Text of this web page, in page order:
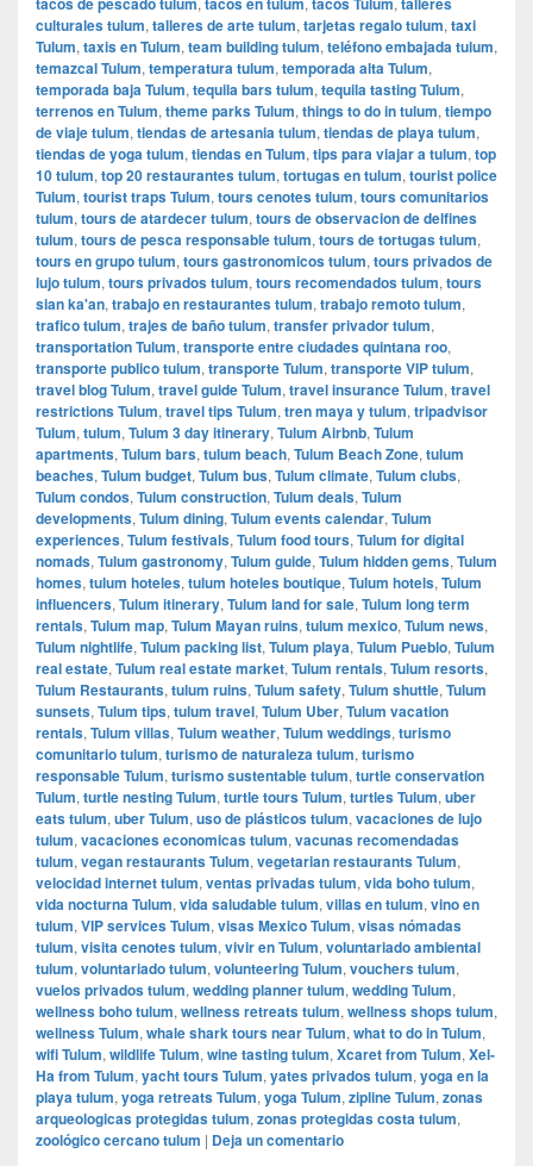
culturales tulum, talleres de arte tulum, tarjetas regalo tulum, taxi
Tulum, taxis en Tulum, team building tulum, teléfono embajada tulum,
temazcal Tulum, temperatura tulum, temporada alta Tulum,
temporada baja Tulum, tequila bars tulum, tequila tasting Tulum,
terrenos en Tulum, theme parks Tulum, things to do in tulum, tiempo
de viaje tulum, tiendas de artesania tulum, tiendas de playa tulum,
tiendas de yoga tulum, tiendas en Tulum, tips para viajar a tulum, top
10 tulum, top 20 restaurantes tulum, tortugas en tulum, tourist police
Tulum, tourist traps Tulum, tours cenotes tulum, tours comunitarios
tulum, tours de atardecer tulum, tours de observacion de delfines
tulum, tours de pesca responsable tulum, tours de tortugas tulum,
tours en grupo tulum, tours gastronomicos tulum, tours privados de
lujo tulum, tours privados tulum, tours recomendados tulum, tours
sian ka'an, trabajo en restaurantes tulum, trabajo remoto tulum,
trafico tulum, trajes de baño tulum, transfer privador tulum,
transportation Tulum, transporte entre ciudades quintana roo,
transporte publico tulum, transporte Tulum, transporte VIP tulum,
travel blog Tulum, travel guide Tulum, travel insurance Tulum, travel
restrictions Tulum, travel tips Tulum, tren maya y tulum, tripadvisor
Tulum, tulum, Tulum 3 day itinerary, Tulum Airbnb, Tulum
apartments, Tulum bars, tulum beach, Tulum Beach Zone, tulum
beaches, Tulum budget, Tulum bus, Tulum climate, Tulum clubs,
Tulum condos, Tulum construction, Tulum deals, Tulum
developments, Tulum dining, Tulum events calendar, Tulum
experiences, Tulum festivals, Tulum food tours, Tulum for digital
nomads, Tulum gastronomy, Tulum guide, Tulum hidden gems, Tulum
homes, tulum hoteles, tulum hoteles boutique, Tulum hotels, Tulum
influencers, Tulum itinerary, Tulum land for sale, Tulum long term
rentals, Tulum map, Tulum Mayan ruins, tulum mexico, Tulum news,
Tulum nightlife, Tulum packing list, Tulum playa, Tulum Pueblo, Tulum
real estate, Tulum real estate market, Tulum rentals, Tulum resorts,
Tulum Restaurants, tulum ruins, Tulum safety, Tulum shuttle, Tulum
sunsets, Tulum tips, tulum travel, Tulum Uber, Tulum vacation
rentals, Tulum villas, Tulum weather, Tulum weddings, turismo
comunitario tulum, turismo de naturaleza tulum, turismo
responsable Tulum, turismo sustentable tulum, turtle conservation
Tulum, turtle nesting Tulum, turtle tours Tulum, turtles Tulum, uber
eats tulum, uber Tulum, uso de plásticos tulum, vacaciones de lujo
tulum, vacaciones economicas tulum, vacunas recomendadas
tulum, vegan restaurants Tulum, vegetarian restaurants Tulum,
velocidad internet tulum, ventas privadas tulum, vida boho tulum,
vida nocturna Tulum, vida saludable tulum, villas en tulum, vino en
tulum, VIP services Tulum, visas Mexico Tulum, visas nómadas
tulum, visita cenotes tulum, vivir en Tulum, voluntariado ambiental
tulum, voluntariado tulum, volunteering Tulum, vouchers tulum,
vuelos privados tulum, wedding planner tulum, wedding Tulum,
wellness boho tulum, wellness retreats tulum, wellness shops tulum,
wellness Tulum, whale shark tours near Tulum, what to do in Tulum,
wifi Tulum, wildlife Tulum, wine tasting tulum, Xcaret from Tulum, Xel-
Ha from Tulum, yacht tours Tulum, yates privados tulum, yoga en la
playa tulum, yoga retreats Tulum, yoga Tulum, zipline Tulum, zonas
arqueologicas protegidas tulum, zonas protegidas costa tulum,
zoológico cercano tulum | Deja un comentario